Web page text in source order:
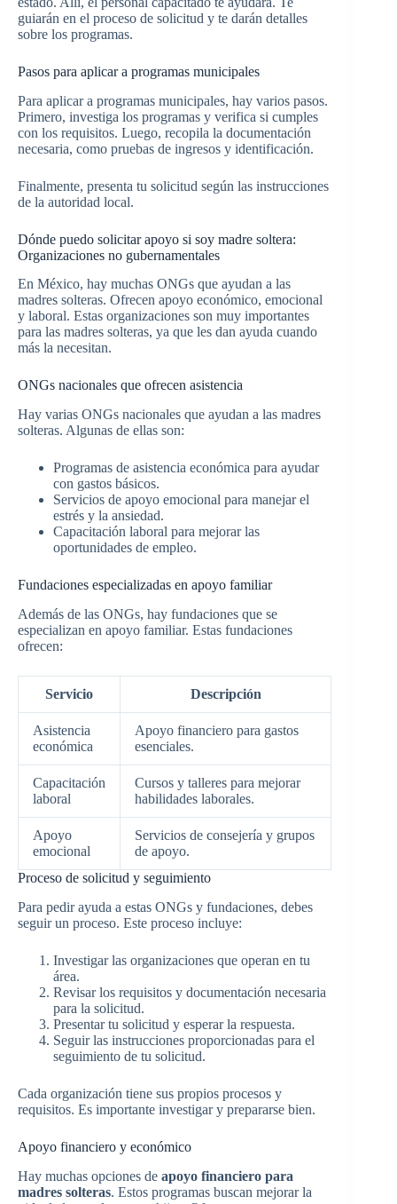
guiarán en el proceso de solicitud y te darán detalles
sobre los programas.
Pasos para aplicar a programas municipales
Para aplicar a programas municipales, hay varios pasos.
Primero, investiga los programas y verifica si cumples
con los requisitos. Luego, recopila la documentación
necesaria, como pruebas de ingresos y identificación.
Finalmente, presenta tu solicitud según las instrucciones
de la autoridad local.
Dónde puedo solicitar apoyo si soy madre soltera:
Organizaciones no gubernamentales
En México, hay muchas ONGs que ayudan a las
madres solteras. Ofrecen apoyo económico, emocional
y laboral. Estas organizaciones son muy importantes
para las madres solteras, ya que les dan ayuda cuando
más la necesitan.
ONGs nacionales que ofrecen asistencia
Hay varias ONGs nacionales que ayudan a las madres
solteras. Algunas de ellas son:
Programas de asistencia económica para ayudar
con gastos básicos.
Servicios de apoyo emocional para manejar el
estrés y la ansiedad.
Capacitación laboral para mejorar las
oportunidades de empleo.
Fundaciones especializadas en apoyo familiar
Además de las ONGs, hay fundaciones que se
especializan en apoyo familiar. Estas fundaciones
ofrecen:
Servicio Descripción
Asistencia
económica
Apoyo financiero para gastos
esenciales.
Capacitación
laboral
Cursos y talleres para mejorar
habilidades laborales.
Apoyo
emocional
Servicios de consejería y grupos
de apoyo.
Proceso de solicitud y seguimiento
Para pedir ayuda a estas ONGs y fundaciones, debes
seguir un proceso. Este proceso incluye:
Investigar las organizaciones que operan en tu
área.
Revisar los requisitos y documentación necesaria
para la solicitud.
Presentar tu solicitud y esperar la respuesta.
Seguir las instrucciones proporcionadas para el
seguimiento de tu solicitud.
Cada organización tiene sus propios procesos y
requisitos. Es importante investigar y prepararse bien.
Apoyo financiero y económico
Hay muchas opciones de apoyo financiero para
madres solteras. Estos programas buscan mejorar la